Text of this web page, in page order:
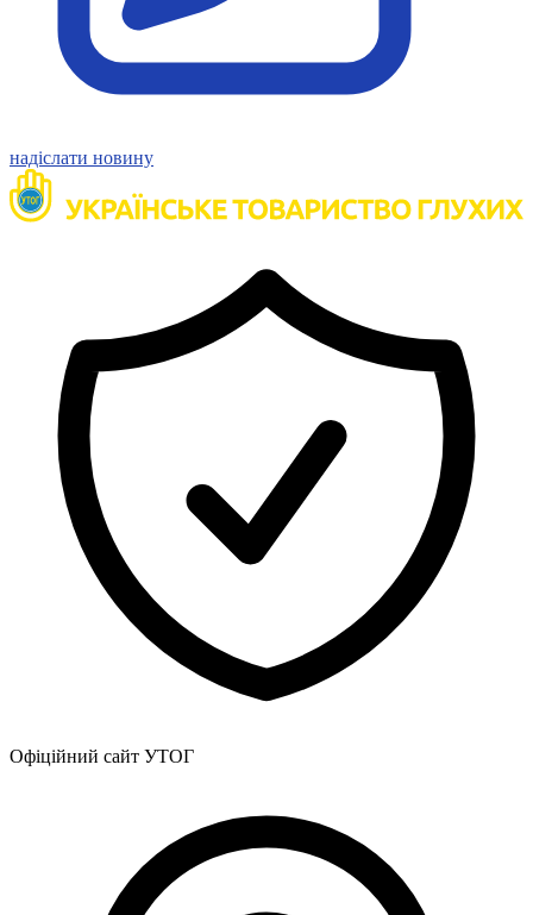
надіслати новину
Офіційний сайт УТОГ